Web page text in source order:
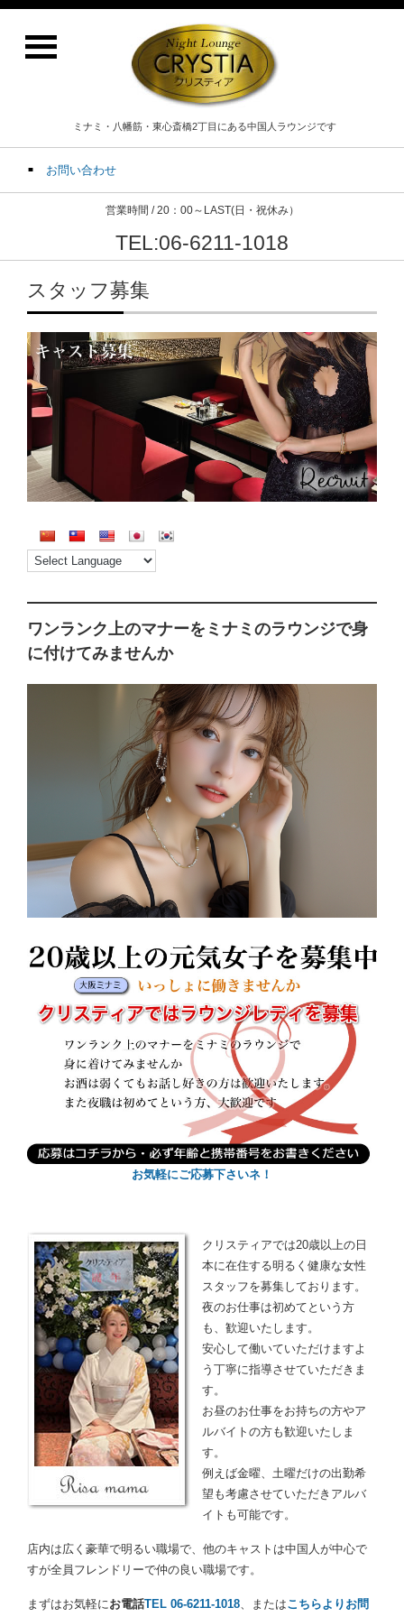
ミナミ・八幡筋・東心斎橋2丁目にある中国人ラウンジです
お問い合わせ
営業時間 / 20：00～LAST(日・祝休み）
TEL:06-6211-1018
スタッフ募集
ワンランク上のマナーをミナミのラウンジで身
に付けてみませんか
お気軽にご応募下さいネ！
クリスティアでは20歳以上の日
本に在住する明るく健康な女性
スタッフを募集しております。
夜のお仕事は初めてという方
も、歓迎いたします。
安心して働いていただけますよ
う丁寧に指導させていただきま
す。
お昼のお仕事をお持ちの方やア
ルバイトの方も歓迎いたしま
す。
例えば金曜、土曜だけの出勤希
望も考慮させていただきアルバ
イトも可能です。
店内は広く豪華で明るい職場で、他のキャストは中国人が中心で
すが全員フレンドリーで仲の良い職場です。
まずはお気軽にお電話TEL 06-6211-1018、またはこちらよりお問